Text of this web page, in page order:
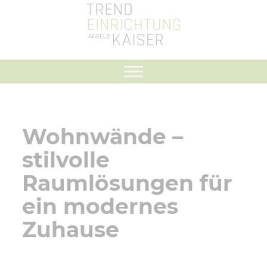
Wohnwände –
stilvolle
Raumlösungen für
ein modernes
Zuhause